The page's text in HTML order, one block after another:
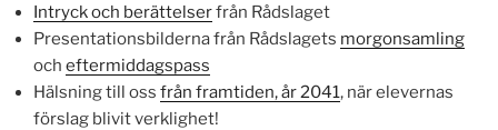
Intryck och berättelserfrån Rådslaget
Presentationsbilderna från Rådslagets morgonsamling
och eftermiddagspass
Hälsning till oss från framtiden, år 2041, när elevernas
förslag blivit verklighet!